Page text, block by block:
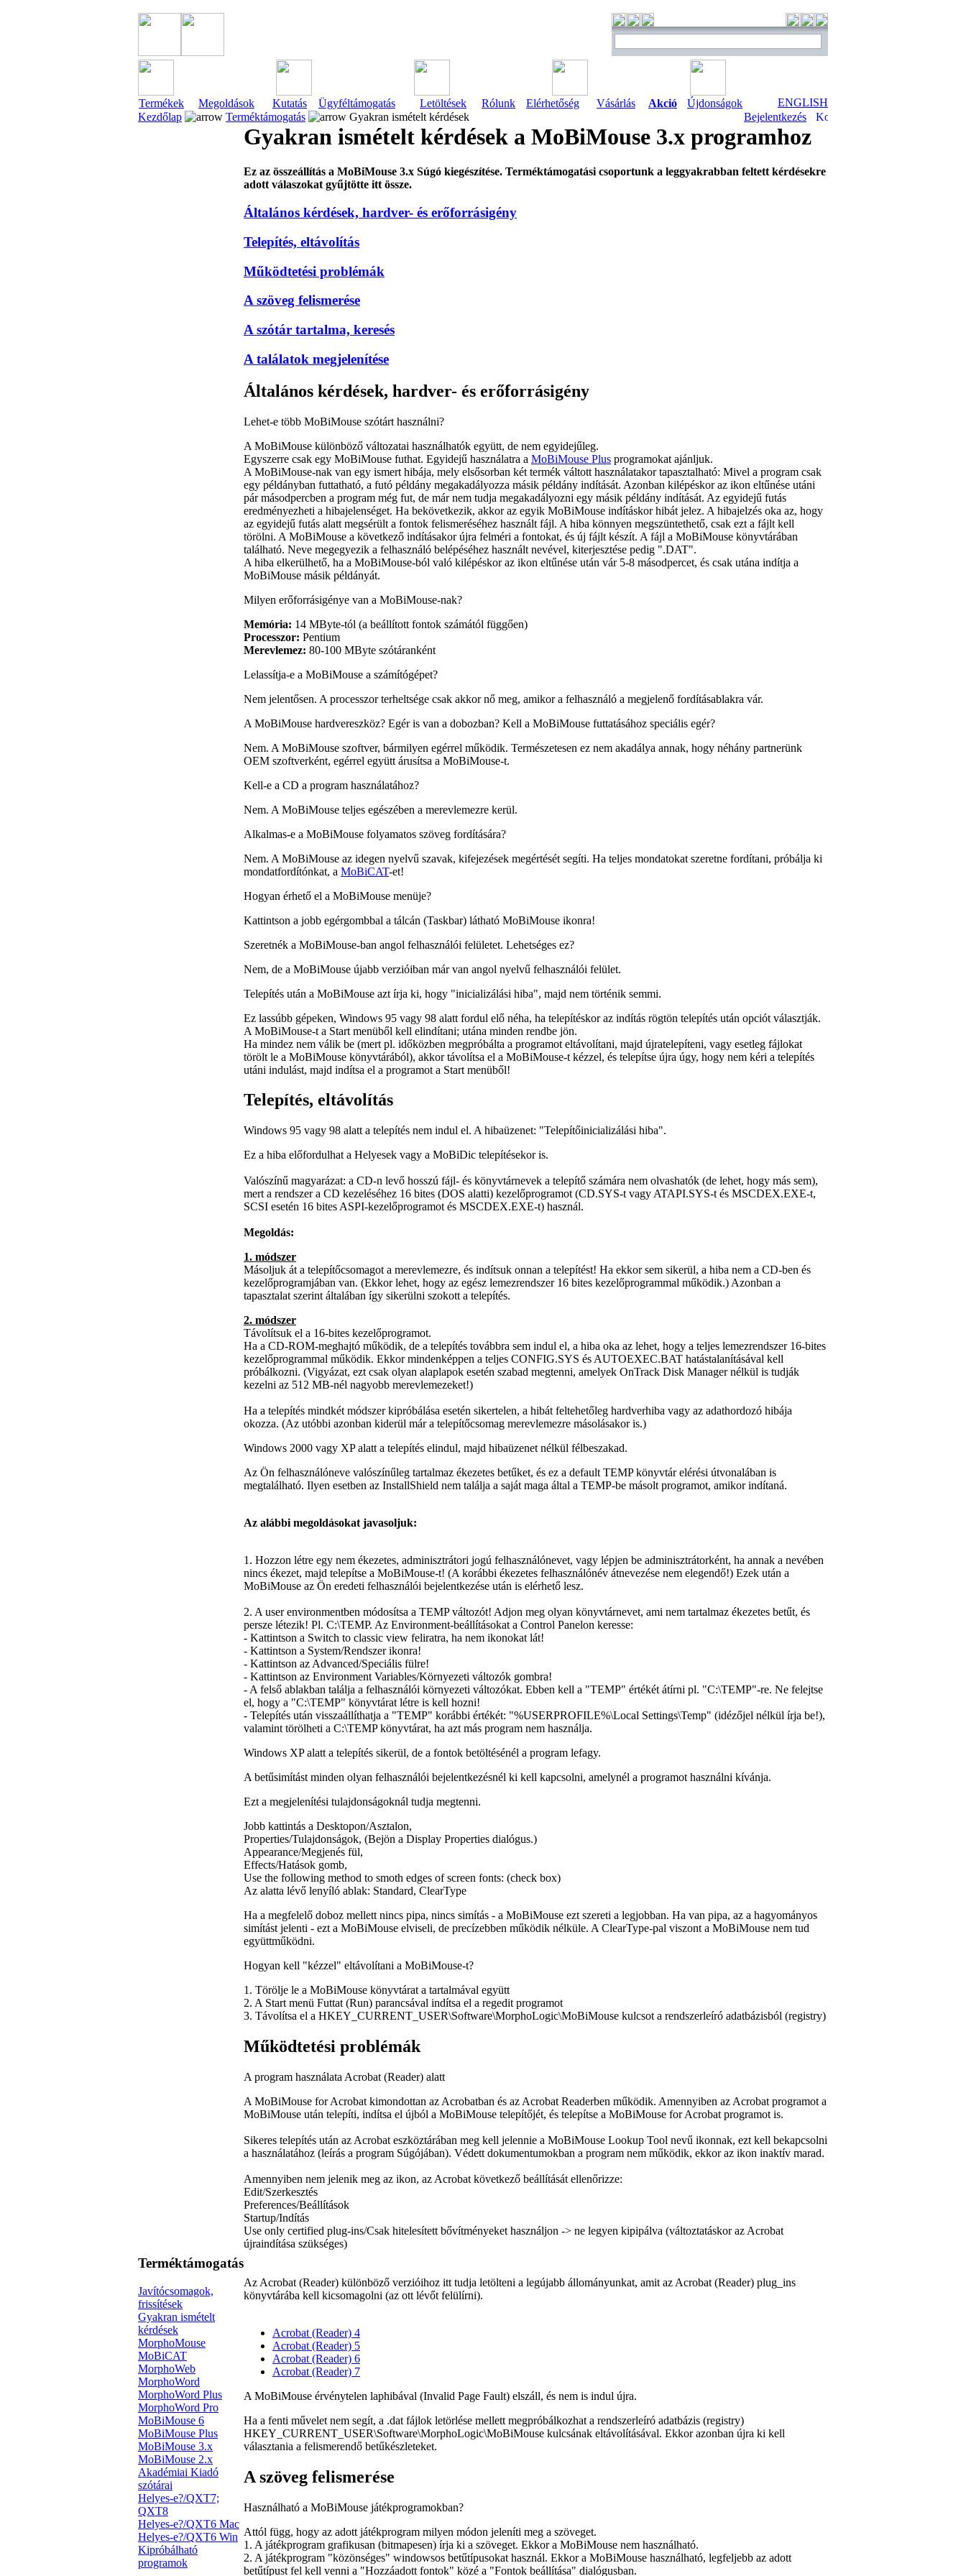
Termékek Megoldások Kutatás Ügyféltámogatás Letöltések Rólunk Elérhetőség Vásárlás Akció Újdonságok
ENGLISH
Kezdőlap
Terméktámogatás Gyakran ismételt kérdések Bejelentkezés
Terméktámogatás
Javítócsomagok,
frissítések
Gyakran ismételt
kérdések
MorphoMouse
MoBiCAT
MorphoWeb
MorphoWord
MorphoWord Plus
MorphoWord Pro
MoBiMouse 6
MoBiMouse Plus
MoBiMouse 3.x
MoBiMouse 2.x
Akadémiai Kiadó
szótárai
Helyes-e?/QXT7;
QXT8
Helyes-e?/QXT6 Mac
Helyes-e?/QXT6 Win
Kipróbálható
programok
Gyakran ismételt kérdések a MoBiMouse 3.x programhoz
Ez az összeállítás a MoBiMouse 3.x Súgó kiegészítése. Terméktámogatási csoportunk a leggyakrabban feltett kérdésekre
adott válaszokat gyűjtötte itt össze.
Általános kérdések, hardver- és erőforrásigény
Telepítés, eltávolítás
Működtetési problémák
A szöveg felismerése
A szótár tartalma, keresés
A találatok megjelenítése
Általános kérdések, hardver- és erőforrásigény
Lehet-e több MoBiMouse szótárt használni?
A MoBiMouse különböző változatai használhatók együtt, de nem egyidejűleg.
Egyszerre csak egy MoBiMouse futhat. Egyidejű használatra a MoBiMouse Plus programokat ajánljuk.
A MoBiMouse-nak van egy ismert hibája, mely elsősorban két termék váltott használatakor tapasztalható: Mivel a program csak
egy példányban futtatható, a futó példány megakadályozza másik példány indítását. Azonban kilépéskor az ikon eltűnése utáni
pár másodpercben a program még fut, de már nem tudja megakadályozni egy másik példány indítását. Az egyidejű futás
eredményezheti a hibajelenséget. Ha bekövetkezik, akkor az egyik MoBiMouse indításkor hibát jelez. A hibajelzés oka az, hogy
az egyidejű futás alatt megsérült a fontok felismeréséhez használt fájl. A hiba könnyen megszüntethető, csak ezt a fájlt kell
törölni. A MoBiMouse a következő indításakor újra felméri a fontokat, és új fájlt készít. A fájl a MoBiMouse könyvtárában
található. Neve megegyezik a felhasználó belépéséhez használt nevével, kiterjesztése pedig ".DAT".
A hiba elkerülhető, ha a MoBiMouse-ból való kilépéskor az ikon eltűnése után vár 5-8 másodpercet, és csak utána indítja a
MoBiMouse másik példányát.
Milyen erőforrásigénye van a MoBiMouse-nak?
Memória: 14 MByte-tól (a beállított fontok számától függően)
Processzor: Pentium
Merevlemez: 80-100 MByte szótáranként
Lelassítja-e a MoBiMouse a számítógépet?
Nem jelentősen. A processzor terheltsége csak akkor nő meg, amikor a felhasználó a megjelenő fordításablakra vár.
A MoBiMouse hardvereszköz? Egér is van a dobozban? Kell a MoBiMouse futtatásához speciális egér?
Nem. A MoBiMouse szoftver, bármilyen egérrel működik. Természetesen ez nem akadálya annak, hogy néhány partnerünk
OEM szoftverként, egérrel együtt árusítsa a MoBiMouse-t.
Kell-e a CD a program használatához?
Nem. A MoBiMouse teljes egészében a merevlemezre kerül.
Alkalmas-e a MoBiMouse folyamatos szöveg fordítására?
Nem. A MoBiMouse az idegen nyelvű szavak, kifejezések megértését segíti. Ha teljes mondatokat szeretne fordítani, próbálja ki
mondatfordítónkat, a MoBiCAT-et!
Hogyan érhető el a MoBiMouse menüje?
Kattintson a jobb egérgombbal a tálcán (Taskbar) látható MoBiMouse ikonra!
Szeretnék a MoBiMouse-ban angol felhasználói felületet. Lehetséges ez?
Nem, de a MoBiMouse újabb verzióiban már van angol nyelvű felhasználói felület.
Telepítés után a MoBiMouse azt írja ki, hogy "inicializálási hiba", majd nem történik semmi.
Ez lassúbb gépeken, Windows 95 vagy 98 alatt fordul elő néha, ha telepítéskor az indítás rögtön telepítés után opciót választják.
A MoBiMouse-t a Start menüből kell elindítani; utána minden rendbe jön.
Ha mindez nem válik be (mert pl. időközben megpróbálta a programot eltávolítani, majd újratelepíteni, vagy esetleg fájlokat
törölt le a MoBiMouse könyvtárából), akkor távolítsa el a MoBiMouse-t kézzel, és telepítse újra úgy, hogy nem kéri a telepítés
utáni indulást, majd indítsa el a programot a Start menüből!
Telepítés, eltávolítás
Windows 95 vagy 98 alatt a telepítés nem indul el. A hibaüzenet: "Telepítőinicializálási hiba".
Ez a hiba előfordulhat a Helyesek vagy a MoBiDic telepítésekor is.
Valószínű magyarázat: a CD-n levő hosszú fájl- és könyvtárnevek a telepítő számára nem olvashatók (de lehet, hogy más sem),
mert a rendszer a CD kezeléséhez 16 bites (DOS alatti) kezelőprogramot (CD.SYS-t vagy ATAPI.SYS-t és MSCDEX.EXE-t,
SCSI esetén 16 bites ASPI-kezelőprogramot és MSCDEX.EXE-t) használ.
Megoldás:
1. módszer
Másoljuk át a telepítőcsomagot a merevlemezre, és indítsuk onnan a telepítést! Ha ekkor sem sikerül, a hiba nem a CD-ben és
kezelőprogramjában van. (Ekkor lehet, hogy az egész lemezrendszer 16 bites kezelőprogrammal működik.) Azonban a
tapasztalat szerint általában így sikerülni szokott a telepítés.
2. módszer
Távolítsuk el a 16-bites kezelőprogramot.
Ha a CD-ROM-meghajtó működik, de a telepítés továbbra sem indul el, a hiba oka az lehet, hogy a teljes lemezrendszer 16-bites
kezelőprogrammal működik. Ekkor mindenképpen a teljes CONFIG.SYS és AUTOEXEC.BAT hatástalanításával kell
próbálkozni. (Vigyázat, ezt csak olyan alaplapok esetén szabad megtenni, amelyek OnTrack Disk Manager nélkül is tudják
kezelni az 512 MB-nél nagyobb merevlemezeket!)
Ha a telepítés mindkét módszer kipróbálása esetén sikertelen, a hibát feltehetőleg hardverhiba vagy az adathordozó hibája
okozza. (Az utóbbi azonban kiderül már a telepítőcsomag merevlemezre másolásakor is.)
Windows 2000 vagy XP alatt a telepítés elindul, majd hibaüzenet nélkül félbeszakad.
Az Ön felhasználóneve valószínűleg tartalmaz ékezetes betűket, és ez a default TEMP könyvtár elérési útvonalában is
megtalálható. Ilyen esetben az InstallShield nem találja a saját maga által a TEMP-be másolt programot, amikor indítaná.
Az alábbi megoldásokat javasoljuk:
1. Hozzon létre egy nem ékezetes, adminisztrátori jogú felhasználónevet, vagy lépjen be adminisztrátorként, ha annak a nevében
nincs ékezet, majd telepítse a MoBiMouse-t! (A korábbi ékezetes felhasználónév átnevezése nem elegendő!) Ezek után a
MoBiMouse az Ön eredeti felhasználói bejelentkezése után is elérhető lesz.
2. A user environmentben módosítsa a TEMP változót! Adjon meg olyan könyvtárnevet, ami nem tartalmaz ékezetes betűt, és
persze létezik! Pl. C:\TEMP. Az Environment-beállításokat a Control Panelon keresse:
- Kattintson a Switch to classic view feliratra, ha nem ikonokat lát!
- Kattintson a System/Rendszerikonra!
- Kattintson az Advanced/Speciális fülre!
- Kattintson az Environment Variables/Környezeti változók gombra!
- A felső ablakban találja a felhasználói környezeti változókat. Ebben kell a "TEMP" értékét átírni pl. "C:\TEMP"-re. Ne felejtse
el, hogy a "C:\TEMP" könyvtárat létre is kell hozni!
- Telepítés után visszaállíthatja a "TEMP" korábbi értékét: "%USERPROFILE%\Local Settings\Temp" (idézőjel nélkül írja be!),
valamint törölheti a C:\TEMP könyvtárat, ha azt más program nem használja.
Windows XP alatt a telepítés sikerül, de a fontok betöltésénél a program lefagy.
A betűsimítást minden olyan felhasználói bejelentkezésnél ki kell kapcsolni, amelynél a programot használni kívánja.
Ezt a megjelenítési tulajdonságoknál tudja megtenni.
Jobb kattintás a Desktopon/Asztalon,
Properties/Tulajdonságok, (Bejön a Display Properties dialógus.)
Appearance/Megjenés fül,
Effects/Hatások gomb,
Use the following method to smoth edges of screen fonts: (check box)
Az alatta lévő lenyíló ablak: Standard, ClearType
Ha a megfelelő doboz mellett nincs pipa, nincs simítás - a MoBiMouse ezt szereti a legjobban. Ha van pipa, az a hagyományos
simítást jelenti - ezt a MoBiMouse elviseli, de precízebben működik nélküle. A ClearType-pal viszont a MoBiMouse nem tud
együttműködni.
Hogyan kell "kézzel" eltávolítani a MoBiMouse-t?
1. Törölje le a MoBiMouse könyvtárat a tartalmával együtt
2. A Start menü Futtat (Run) parancsával indítsa el a regedit programot
3. Távolítsa el a HKEY_CURRENT_USER\Software\MorphoLogic\MoBiMouse kulcsot a rendszerleíró adatbázisból (registry)
Működtetési problémák
A program használata Acrobat (Reader) alatt
A MoBiMouse for Acrobat kimondottan az Acrobatban és az Acrobat Readerben működik. Amennyiben az Acrobat programot a
MoBiMouse után telepíti, indítsa el újból a MoBiMouse telepítőjét, és telepítse a MoBiMouse for Acrobat programot is.
Sikeres telepítés után az Acrobat eszköztárában meg kell jelennie a MoBiMouse Lookup Tool nevű ikonnak, ezt kell bekapcsolni
a használatához (leírás a program Súgójában). Védett dokumentumokban a program nem működik, ekkor az ikon inaktív marad.
Amennyiben nem jelenik meg az ikon, az Acrobat következő beállítását ellenőrizze:
Edit/Szerkesztés
Preferences/Beállítások
Startup/Indítás
Use only certified plug-ins/Csak hitelesített bővítményeket használjon -> ne legyen kipipálva (változtatáskor az Acrobat
újraindítása szükséges)
Az Acrobat (Reader) különböző verzióihoz itt tudja letölteni a legújabb állományunkat, amit az Acrobat (Reader) plug_ins
könyvtárába kell kicsomagolni (az ott lévőt felülírni).
Acrobat (Reader) 4
Acrobat (Reader) 5
Acrobat (Reader) 6
Acrobat (Reader) 7
A MoBiMouse érvénytelen laphibával (Invalid Page Fault) elszáll, és nem is indul újra.
Ha a fenti művelet nem segít, a .dat fájlok letörlése mellett megpróbálkozhat a rendszerleíró adatbázis (registry)
HKEY_CURRENT_USER\Software\MorphoLogic\MoBiMouse kulcsának eltávolításával. Ekkor azonban újra ki kell
választania a felismerendő betűkészleteket.
A szöveg felismerése
Használható a MoBiMouse játékprogramokban?
Attól függ, hogy az adott játékprogram milyen módon jeleníti meg a szöveget.
1. A játékprogram grafikusan (bitmapesen) írja ki a szöveget. Ekkor a MoBiMouse nem használható.
2. A játékprogram "közönséges" windowsos betűtípusokat használ. Ekkor a MoBiMouse használható, legfeljebb az adott
betűtípust fel kell venni a "Hozzáadott fontok" közé a "Fontok beállítása" dialógusban.